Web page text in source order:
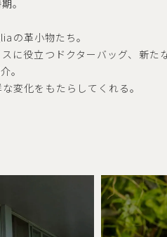
。
の革小物たち。
に役立つドクターバッグ、新た
。
変化をもたらしてくれる。